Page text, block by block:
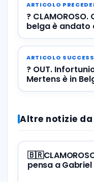
ARTICOLO
?
belga è andato
ARTICOLO
? OUT.
Mertens è in
Altre notizie
pensa a Gabriel